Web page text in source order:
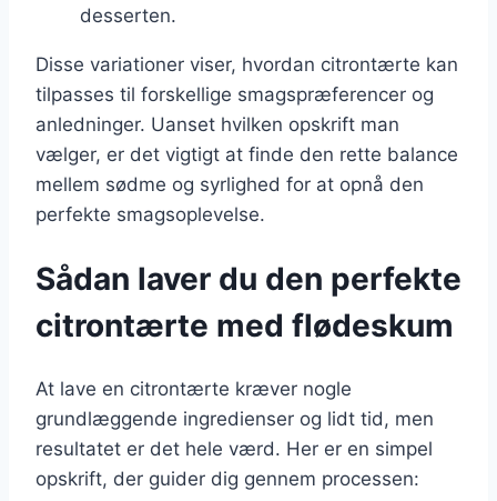
desserten.
Disse variationer viser, hvordan citrontærte kan
tilpasses til forskellige smagspræferencer og
anledninger. Uanset hvilken opskrift man
vælger, er det vigtigt at finde den rette balance
mellem sødme og syrlighed for at opnå den
perfekte smagsoplevelse.
Sådan laver du den perfekte
citrontærte med flødeskum
At lave en citrontærte kræver nogle
grundlæggende ingredienser og lidt tid, men
resultatet er det hele værd. Her er en simpel
opskrift, der guider dig gennem processen: